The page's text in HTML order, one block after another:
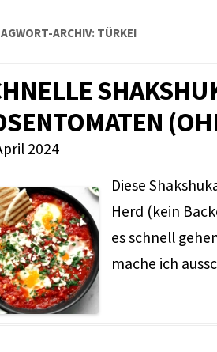
ARCHIV: TÜRKEI
2024
Diese
Herd (kein
es schnell
mache ich